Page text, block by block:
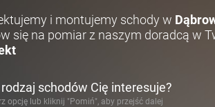
i montujemy schody w
się na pomiar z naszym doradcą w
schodów Cię interesuje?
opcję lub kliknij "Pomiń", aby przejść dalej